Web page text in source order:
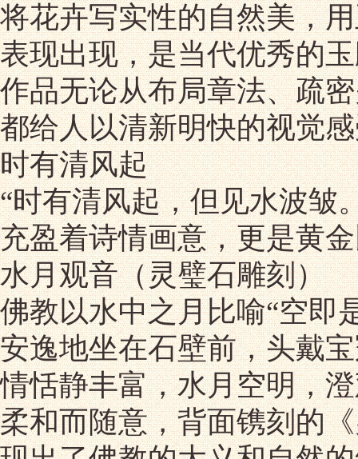
将花卉写实性的自然美，
表现出现，是当代优秀的
作品无论从布局章法、疏
都给人以清新明快的视觉
时有清风起
“时有清风起，但见水波皱
充盈着诗情画意，更是黄
水月观音（灵璧石雕刻）
佛教以水中之月比喻“空即
安逸地坐在石壁前，头戴
情恬静丰富，水月空明，
柔和而随意，背面镌刻的